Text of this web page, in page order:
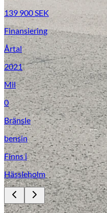
Laga stenskott
139 900 SEK
Finansiering
Årtal
2021
Mil
0
Bränsle
bensin
Finns i
Hässleholm